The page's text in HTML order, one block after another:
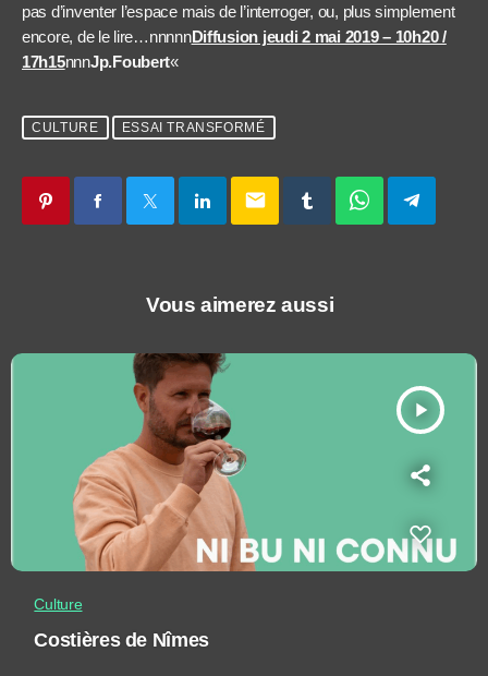
pas d’inventer l’espace mais de l’interroger, ou, plus simplement
encore, de le lire…nnnnnDiffusion jeudi 2 mai 2019 – 10h20 /
17h15nnnJp.Foubert«
CULTURE ESSAI TRANSFORMÉ
email
Vous aimerez aussi
play_arrow
Culture
Costières de Nîmes